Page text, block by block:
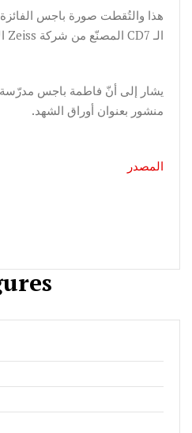
هذا والتُقطت صورة باجس الفائزة
الـ CD7 المصنّع من شركة Zeiss الألمانية.
يشار إلى أنّ فاطمة باجس مدرّسة
منشور بعنوان أوراق الشهد.
المصدر